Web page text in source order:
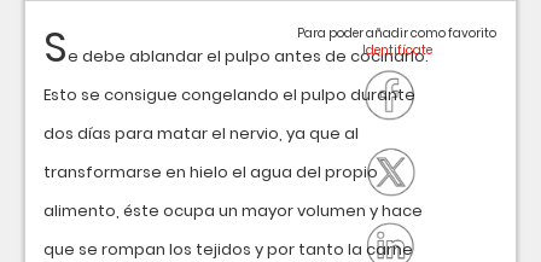
Se debe ablandar el pulpo antes de cocinarlo.
Esto se consigue congelando el pulpo durante
dos días para matar el nervio, ya que al
transformarse en hielo el agua del propio
alimento, éste ocupa un mayor volumen y hace
que se rompan los tejidos y por tanto la carne
Para poder añadir como favorito